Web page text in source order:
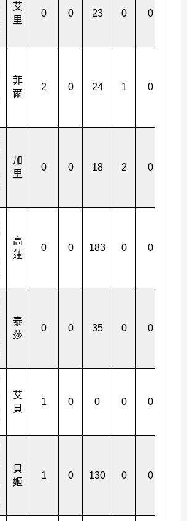
艾
里
0 0 23 0 0
菲
爾
2 0 24 1 0
加
里
0 0 18 2 0
高
蓮
0 0 183 0 0
泰
莎
0 0 35 0 0
艾
貝
1 0 0 0 0
貝
姬
1 0 130 0 0